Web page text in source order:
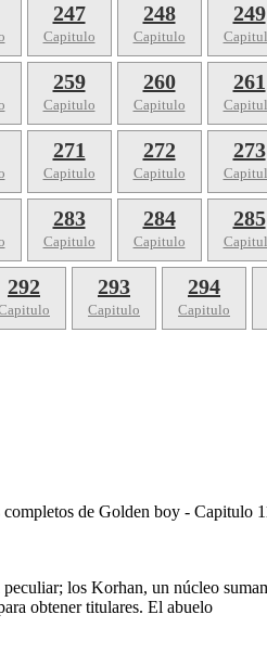
247
Capitulo
248
Capitulo
249
259
Capitulo
260
Capitulo
261
271
Capitulo
272
Capitulo
273
283
Capitulo
284
Capitulo
285
292 293
Capitulo
294
Capitulo
de Golden boy -
los Korhan, un núcleo
obtener titulares. El abuelo